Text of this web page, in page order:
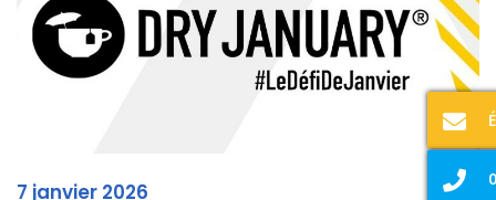
7 janvier 2026